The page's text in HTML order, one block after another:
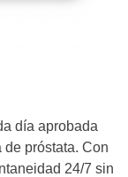
día aprobada
próstata. Con
24/7 sin